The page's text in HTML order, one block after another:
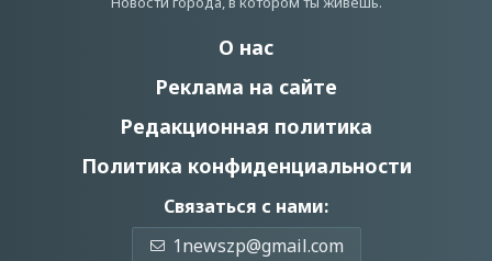
О нас
Реклама на сайте
Редакционная политика
Политика конфиденциальности
Связаться с нами:
1newszp@gmail.com